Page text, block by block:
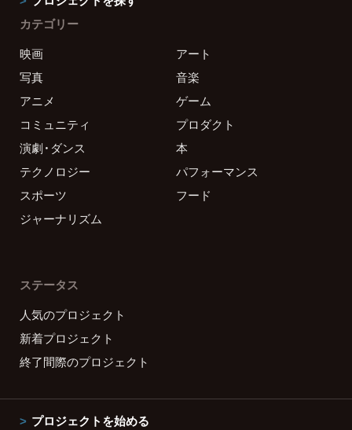
カテゴリー
映画
アート
写真
音楽
アニメ
ゲーム
コミュニティ
プロダクト
演劇・ダンス
本
テクノロジー
パフォーマンス
スポーツ
フード
ジャーナリズム
ステータス
人気のプロジェクト
新着プロジェクト
終了間際のプロジェクト
プロジェクトを始める